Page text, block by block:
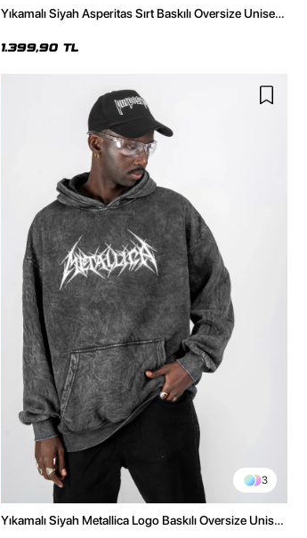
Yıkamalı Siyah Asperitas Sırt Baskılı Oversize Unisex
1.399,90 TL
3
Yıkamalı Siyah Metallica Logo Baskılı Oversize Unisex